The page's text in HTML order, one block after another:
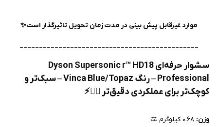
موارد غیرقابل پیش بینی در مدت زمان تحویل تاثیرگذار است✨
______________________________________________
سشوار حرفه‌ای Dyson Supersonic r™ HD18
Professional – رنگ Vinca Blue/Topaz – سبک‌تر و
کوچک‌تر برای عملکردی دقیق‌تر 💇‍♀️⚡
وزن: